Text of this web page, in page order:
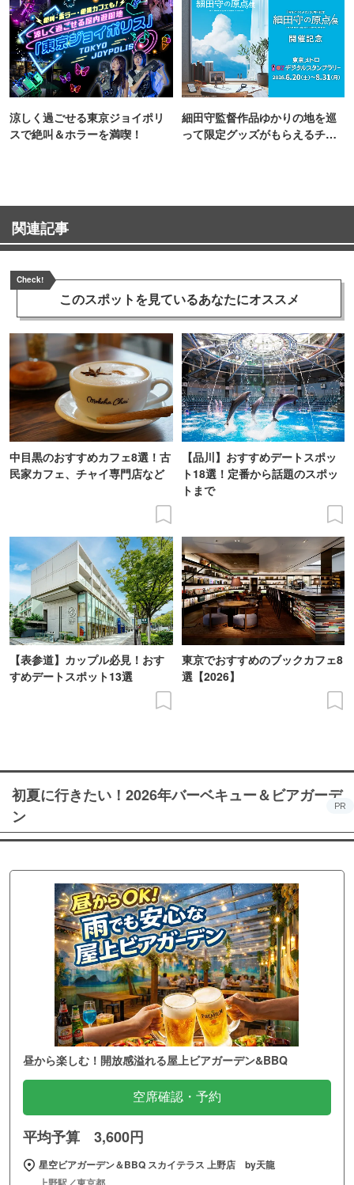
涼しく過ごせる東京ジョイポリ
スで絶叫＆ホラーを満喫！
細田守監督作品ゆかりの地を巡
って限定グッズがもらえるチャ
関連記事
Check!
このスポットを見ているあなたにオススメ
中目黒のおすすめカフェ8選！古
民家カフェ、チャイ専門店など
【品川】おすすめデートスポッ
ト18選！定番から話題のスポッ
トまで
【表参道】カップル必見！おす
すめデートスポット13選
東京でおすすめのブックカフェ8
選【2026】
初夏に行きたい！2026年バーベキュー＆ビアガーデ
ン
PR
昼から楽しむ！開放感溢れる屋上ビアガーデン&BBQ
空席確認・予約
平均予算 3,600円
星空ビアガーデン＆BBQ スカイテラス 上野店 by天龍